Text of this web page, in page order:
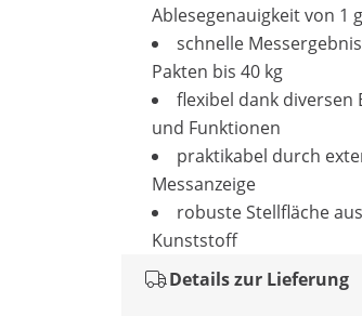
Ablesegenauigkeit von 1 g
schnelle
Pakten bis 40 kg
flexibel dank diversen
und Funktionen
praktikabel durch
Messanzeige
robuste Stellfläche aus
Kunststoff
Details zur Lieferung